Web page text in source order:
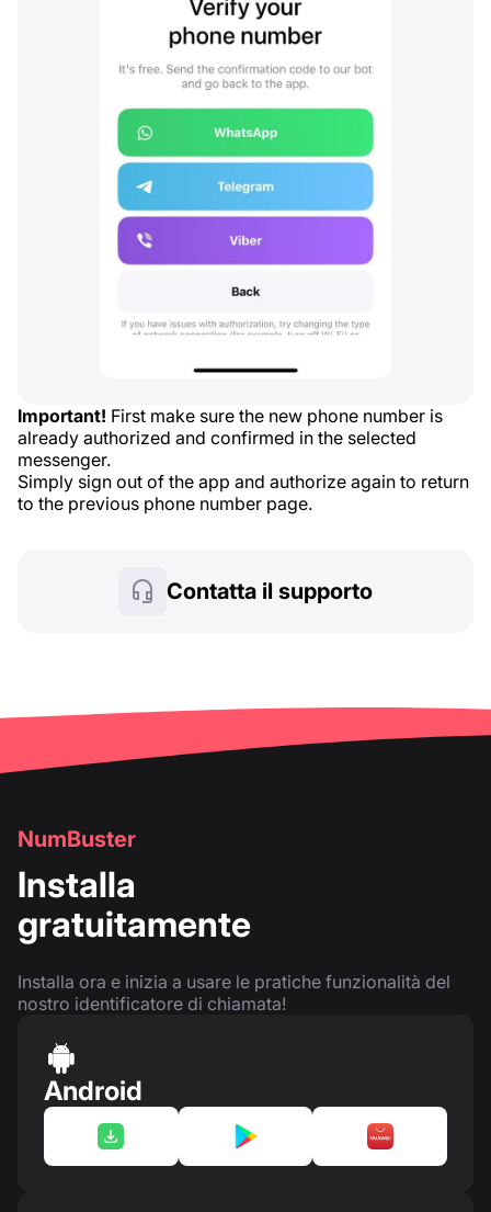
Important! First make sure the new phone number is
already authorized and confirmed in the selected
messenger.
Simply sign out of the app and authorize again to return
to the previous phone number page.
Contatta il supporto
NumBuster
Installa
gratuitamente
Installa ora e inizia a usare le pratiche funzionalità del
nostro identificatore di chiamata!
Android